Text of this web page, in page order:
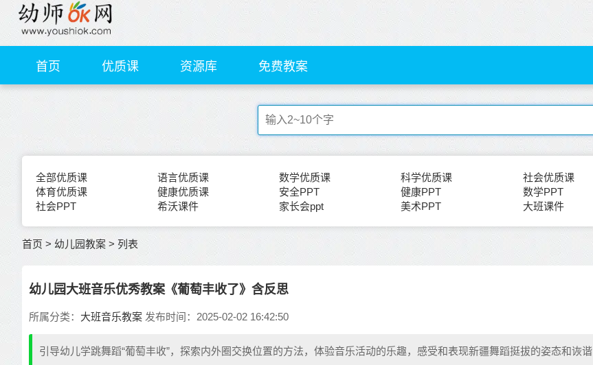
首页 优质课 资源库 免费教案
全部优质课 语言优质课 数学优质课 科学优质课 社会优质课
体育优质课
健康优质课 安全PPT 健康PPT 数学PPT
社会PPT
希沃课件 家长会ppt 美术PPT 大班课件
首页 >幼儿园教案 > 列表
幼儿园大班音乐优秀教案《葡萄丰收了》含反思
所属分类： 大班音乐教案 发布时间：2025-02-02 16:42:50
引导幼儿学跳舞蹈“葡萄丰收”，探索内外圈交换位置的方法，体验音乐活动的乐趣，感受和表现新疆舞蹈挺拔的姿态和诙谐